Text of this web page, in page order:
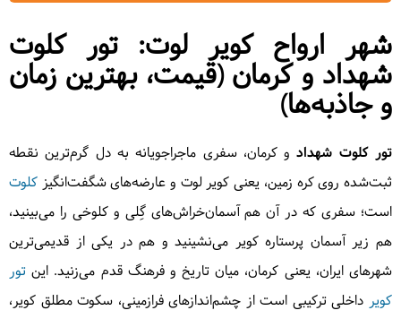
شهر ارواح کویر لوت: تور کلوت
شهداد و کرمان (قیمت، بهترین زمان
و جاذبه‌ها)
تور کلوت شهدادو کرمان، سفری ماجراجویانه به دل گرم‌ترین نقطه
ثبت‌شده روی کره زمین، یعنی کویر لوت و عارضه‌های شگفت‌انگیز کلوت
است؛ سفری که در آن هم آسمان‌خراش‌های گِلی و کلوخی را می‌بینید،
هم زیر آسمان پرستاره کویر می‌نشینید و هم در یکی از قدیمی‌ترین
شهرهای ایران، یعنی کرمان، میان تاریخ و فرهنگ قدم می‌زنید. این تور
کویر داخلی ترکیبی است از چشم‌اندازهای فرازمینی، سکوت مطلق کویر،